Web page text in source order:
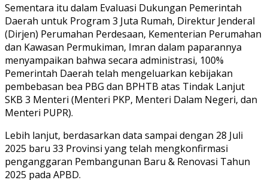
Sementara itu dalam Evaluasi Dukungan Pemerintah
Daerah untuk Program 3 Juta Rumah, Direktur Jenderal
(Dirjen) Perumahan Perdesaan, Kementerian Perumahan
dan Kawasan Permukiman, Imran dalam paparannya
menyampaikan bahwa secara administrasi, 100%
Pemerintah Daerah telah mengeluarkan kebijakan
pembebasan bea PBG dan BPHTB atas Tindak Lanjut
SKB 3 Menteri (Menteri PKP, Menteri Dalam Negeri, dan
Menteri PUPR).
Lebih lanjut, berdasarkan data sampai dengan 28 Juli
2025 baru 33 Provinsi yang telah mengkonfirmasi
penganggaran Pembangunan Baru & Renovasi Tahun
2025 pada APBD.